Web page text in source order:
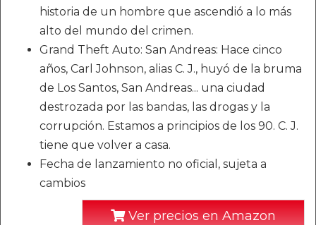
historia de un hombre que ascendió a lo más
alto del mundo del crimen.
Grand Theft Auto: San Andreas: Hace cinco
años, Carl Johnson, alias C. J., huyó de la bruma
de Los Santos, San Andreas... una ciudad
destrozada por las bandas, las drogas y la
corrupción. Estamos a principios de los 90. C. J.
tiene que volver a casa.
Fecha de lanzamiento no oficial, sujeta a
cambios
Ver precios en Amazon